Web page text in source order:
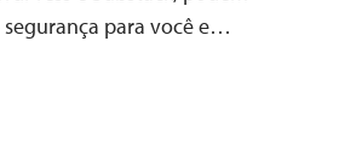
para você e…